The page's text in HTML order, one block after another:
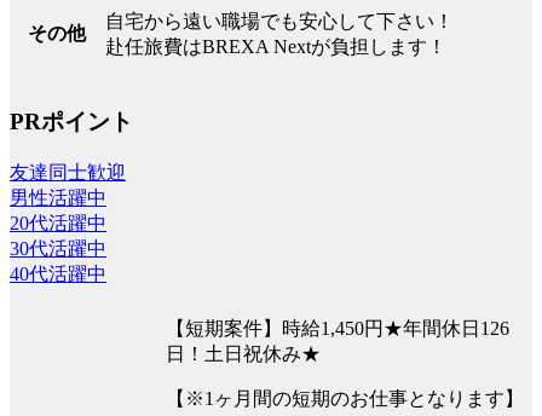
その他
自宅から遠い職場でも安心して下さい！
赴任旅費はBREXA Nextが負担します！
PRポイント
友達同士歓迎
男性活躍中
20代活躍中
30代活躍中
40代活躍中
【短期案件】時給1,450円★年間休日126
日！土日祝休み★
【※1ヶ月間の短期のお仕事となります】